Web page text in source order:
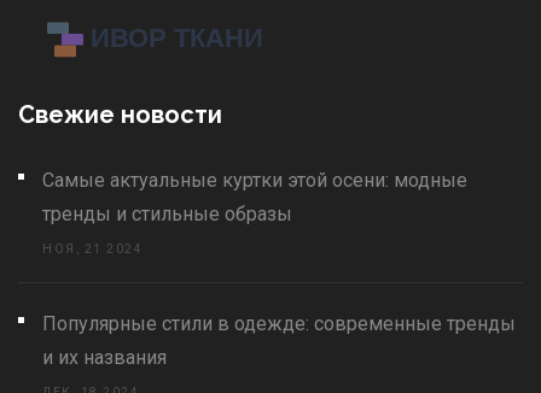
Свежие новости
Самые актуальные куртки этой осени: модные
тренды и стильные образы
НОЯ, 21 2024
Популярные стили в одежде: современные тренды
и их названия